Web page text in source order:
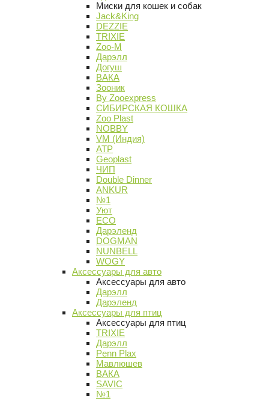
Миски для кошек и собак
Jack&King
DEZZIE
TRIXIE
Zoo-M
Дарэлл
Догуш
ВАКА
Зооник
By Zooexpress
СИБИРСКАЯ КОШКА
Zoo Plast
NOBBY
VM (Индия)
АТР
Geoplast
ЧИП
Double Dinner
ANKUR
№1
Уют
ECO
Дарэленд
DOGMAN
NUNBELL
WOGY
Аксессуары для авто
Аксессуары для авто
Дарэлл
Дарэленд
Аксессуары для птиц
Аксессуары для птиц
TRIXIE
Дарэлл
Penn Plax
Мавлюшев
ВАКА
SAVIC
№1